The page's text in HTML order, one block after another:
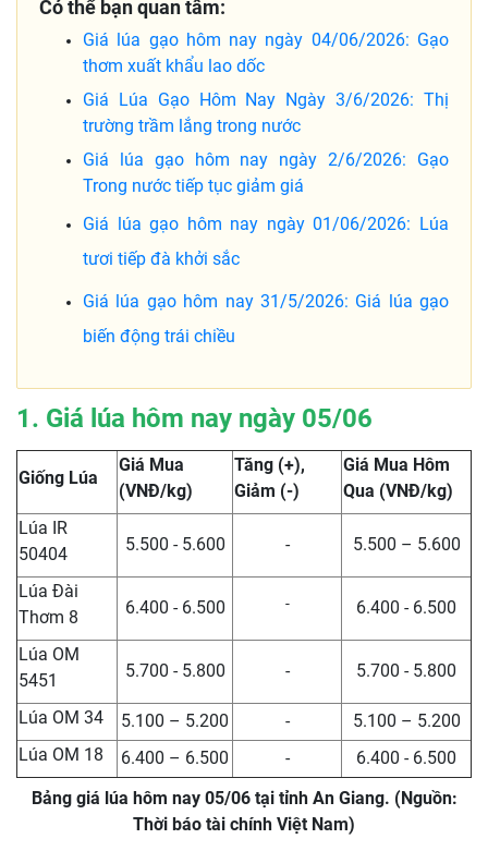
Có thể bạn quan tâm:
Giá lúa gạo hôm nay ngày 04/06/2026: Gạo
thơm xuất khẩu lao dốc
Giá Lúa Gạo Hôm Nay Ngày 3/6/2026: Thị
trường trầm lắng trong nước
Giá lúa gạo hôm nay ngày 2/6/2026: Gạo
Trong nước tiếp tục giảm giá
Giá lúa gạo hôm nay ngày 01/06/2026: Lúa
tươi tiếp đà khởi sắc
Giá lúa gạo hôm nay 31/5/2026: Giá lúa gạo
biến động trái chiều
1. Giá lúa hôm nay ngày 05/06
Giống Lúa
Giá Mua
(VNĐ/kg)
Tăng (+),
Giảm (-)
Giá Mua Hôm
Qua (VNĐ/kg)
Lúa IR
50404
5.500 - 5.600 - 5.500 – 5.600
Lúa Đài
Thơm 8
6.400 - 6.500 - 6.400 - 6.500
Lúa OM
5451
5.700 - 5.800 - 5.700 - 5.800
Lúa OM 34 5.100 – 5.200 -
5.100 – 5.200
Lúa OM 18
6.400 – 6.500 -
6.400 - 6.500
Bảng giá lúa hôm nay 05/06 tại tỉnh An Giang. (Nguồn:
Thời báo tài chính Việt Nam)